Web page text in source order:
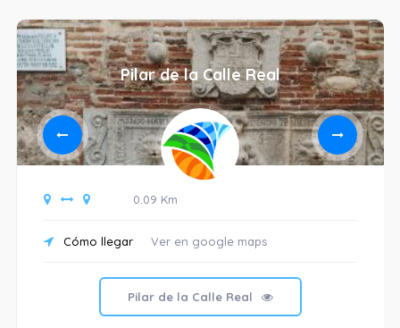
Pilar de la Calle Real
0.09 Km
Cómo llegar Ver en google maps
Pilar de la Calle Real